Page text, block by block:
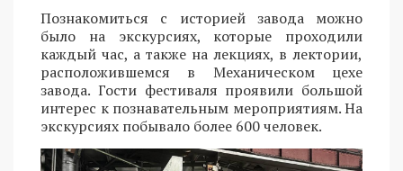
Познакомиться с историей завода можно
было на экскурсиях, которые проходили
каждый час, а также на лекциях, в лектории,
расположившемся в Механическом цехе
завода. Гости фестиваля проявили большой
интерес к познавательным мероприятиям. На
экскурсиях побывало более 600 человек.